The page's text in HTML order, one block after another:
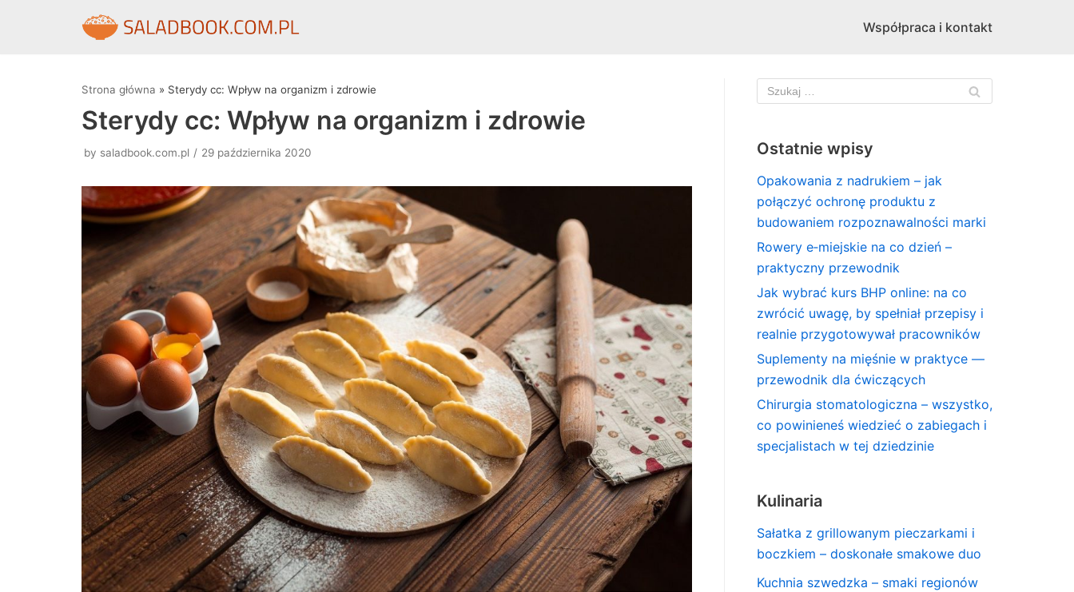
Współpraca i kontakt
Strona główna » Sterydy cc: Wpływ na organizm i zdrowie
Sterydy cc: Wpływ na organizm i zdrowie
by saladbook.com.pl 29 października 2020 Ostatnie wpisy
Opakowania z nadrukiem – jak
połączyć ochronę produktu z
budowaniem rozpoznawalności marki
Rowery e‑miejskie na co dzień –
praktyczny przewodnik
Jak wybrać kurs BHP online: na co
zwrócić uwagę, by spełniał przepisy i
realnie przygotowywał pracowników
Suplementy na mięśnie w praktyce —
przewodnik dla ćwiczących
Chirurgia stomatologiczna – wszystko,
co powinieneś wiedzieć o zabiegach i
specjalistach w tej dziedzinie
Kulinaria
Sałatka z grillowanym pieczarkami i
boczkiem – doskonałe smakowe duo
Kuchnia szwedzka – smaki regionów